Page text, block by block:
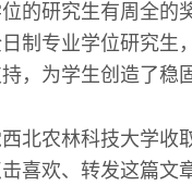
的研究生有周全的
制专业学位研究生
，为学生创造了稳
北农林科技大学收
喜欢、转发这篇文